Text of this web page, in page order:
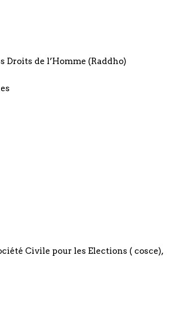
Droits de l’Homme (Raddho)
Civile pour les Elections ( cosce),